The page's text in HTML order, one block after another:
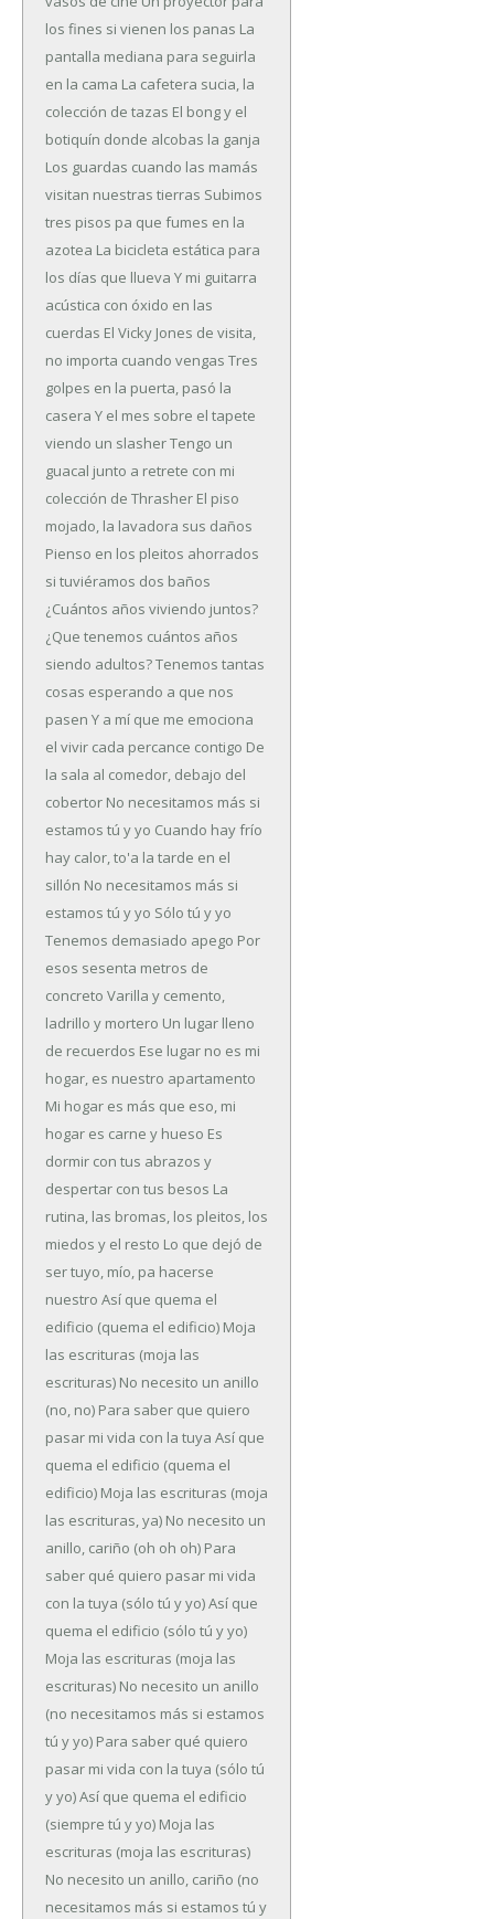
los fines si vienen los panas La
pantalla mediana para seguirla
en la cama La cafetera sucia, la
colección de tazas El bong y el
botiquín donde alcobas la ganja
Los guardas cuando las mamás
visitan nuestras tierras Subimos
tres pisos pa que fumes en la
azotea La bicicleta estática para
los días que llueva Y mi guitarra
acústica con óxido en las
cuerdas El Vicky Jones de visita,
no importa cuando vengas Tres
golpes en la puerta, pasó la
casera Y el mes sobre el tapete
viendo un slasherTengo un
guacal junto a retrete con mi
colección de Thrasher El piso
mojado, la lavadora sus daños
Pienso en los pleitos ahorrados
si tuviéramos dos baños
¿Cuántos años viviendo juntos?
¿Que tenemos cuántos años
siendo adultos?Tenemos tantas
cosas esperando a que nos
pasen Y a mí que me emociona
el vivir cada percance contigo De
la sala al comedor, debajo del
cobertor No necesitamos más si
estamos tú y yo Cuando hay frío
hay calor, to'a la tarde en el
sillón No necesitamos más si
estamos tú y yo Sólo tú y yo
Tenemos demasiado apego Por
esos sesenta metros de
concreto Varilla y cemento,
ladrillo y mortero Un lugar lleno
de recuerdos Ese lugar no es mi
hogar, es nuestro apartamento
Mi hogar es más que eso, mi
hogar es carne y hueso Es
dormir con tus abrazos y
despertar con tus besos La
rutina, las bromas, los pleitos, los
miedos y el resto Lo que dejó de
ser tuyo, mío, pa hacerse
nuestro Así que quema el
edificio (quema el edificio) Moja
las escrituras (moja las
escrituras) No necesito un anillo
(no, no) Para saber que quiero
pasar mi vida con la tuya Así que
quema el edificio (quema el
edificio) Moja las escrituras (moja
las escrituras, ya) No necesito un
anillo, cariño (oh oh oh) Para
saber qué quiero pasar mi vida
con la tuya (sólo tú y yo)Así que
quema el edificio (sólo tú y yo)
Moja las escrituras (moja las
escrituras) No necesito un anillo
(no necesitamos más si estamos
tú y yo) Para saber qué quiero
pasar mi vida con la tuya (sólo tú
y yo)Así que quema el edificio
(siempre tú y yo) Moja las
escrituras (moja las escrituras)
No necesito un anillo, cariño (no
necesitamos más si estamos tú y